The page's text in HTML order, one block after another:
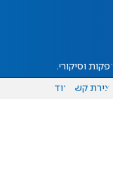
הפקות וסיקורים
יצירת קשר עוד